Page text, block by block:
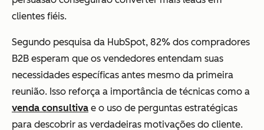
clientes fiéis.
Segundo pesquisa da HubSpot, 82% dos compradores
B2B esperam que os vendedores entendam suas
necessidades específicas antes mesmo da primeira
reunião. Isso reforça a importância de técnicas como a
venda consultiva e o uso de perguntas estratégicas
para descobrir as verdadeiras motivações do cliente.